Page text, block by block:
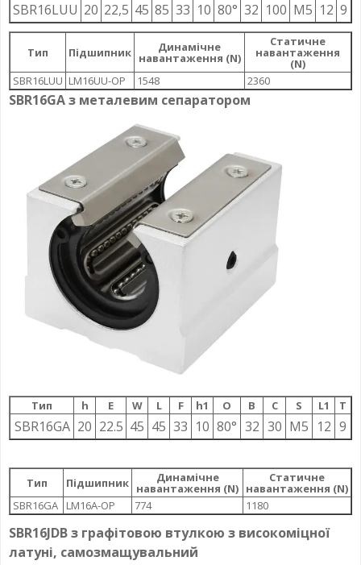
SBR16LUU 20 22,5 45 85 33 10 80° 32 100 M5 12 9
Тип Підшипник Динамічне
навантаження (N)
Статичне
навантаження
(N)
SBR16LUU LM16UU-OP 1548 2360
SBR16GA з металевим сепаратором
Тип h E W L F h1 О B C S L1 T
SBR16GA 20 22.5 45 45 33 10 80° 32 30 M5 12 9
Тип Підшипник Динамічне
навантаження (N)
Статичне
навантаження (N)
SBR16GA
LM16A-OP 774 1180
SBR16JDB з графітовою втулкою з високоміцної
латуні, самозмащувальний